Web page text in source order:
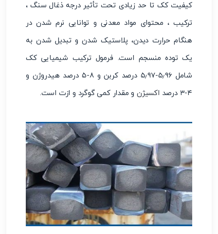
کیفیت کک تا حد زیادی تحت تأثیر درجه ذغال سنگ ،
ترکیب ، محتوای مواد معدنی و توانایی نرم شدن در
هنگام حرارت دیدن، پلاستیک شدن و تبدیل شدن به
یک توده منسجم است. فرمول ترکیب شیمیایی کک
شامل ۵٫۹۶-۵٫۹۷ درصد کربن و ۸-۵ درصد هیدروژن و
۴-۳ درصد
اکسیژن و مقدار کمی گوگرد و ازت است.